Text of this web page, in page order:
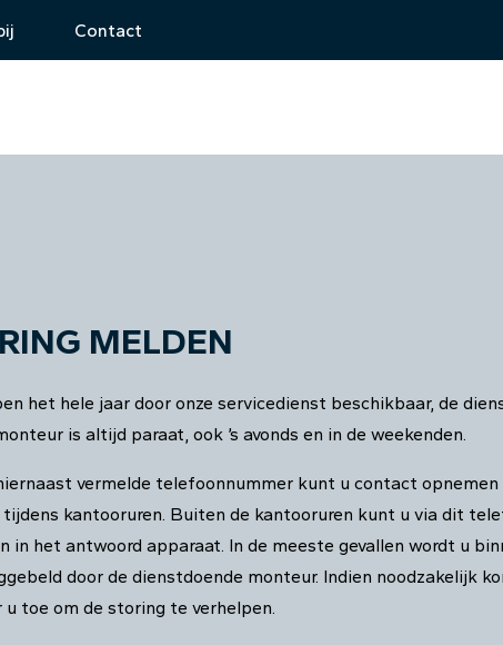
Contact
MELDEN
het hele jaar door onze servicedienst beschikbaar, de
is altijd paraat, ook ’s avonds en in de weekenden.
vermelde telefoonnummer kunt u contact opnemen
kantooruren. Buiten de kantooruren kunt u via dit
in het antwoord apparaat. In de meeste gevallen wordt u
door de dienstdoende monteur. Indien noodzakelijk
u toe om de storing te verhelpen.